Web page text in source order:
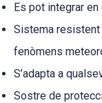
Es pot integrar
Sistema resistent
fenòmens
S’adapta a
Sostre de